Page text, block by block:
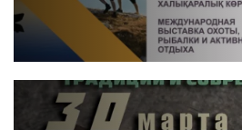
ЧИТАТЬ